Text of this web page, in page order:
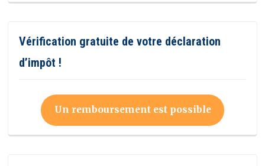
Vérification gratuite de votre déclaration
d’impôt !
Un remboursement est possible